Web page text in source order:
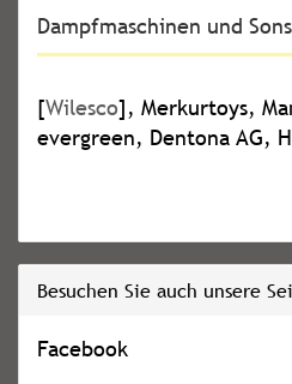
Dampfmaschinen und
[Wilesco], Merkurtoys,
evergreen, Dentona AG,
Besuchen Sie auch unsere
Facebook